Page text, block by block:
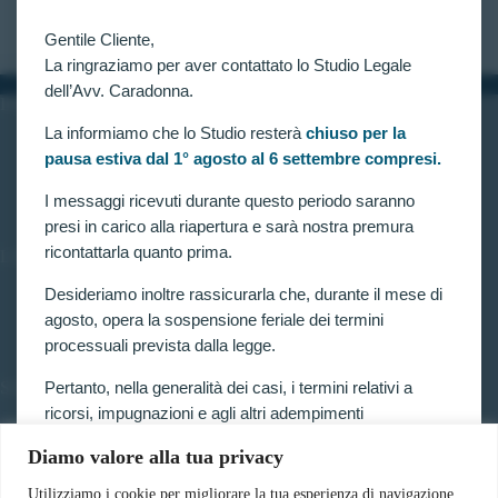
Diamo valore alla tua privacy
Utilizziamo i cookie per migliorare la tua esperienza di navigazione,
Gentile Cliente,
La ringraziamo per aver contattato lo Studio Legale
dell’Avv. Caradonna.
La informiamo che lo Studio resterà chiuso per la
pausa estiva dal 1° agosto al 6 settembre compresi.
I messaggi ricevuti durante questo periodo saranno
presi in carico alla riapertura e sarà nostra premura
ricontattarla quanto prima.
Desideriamo inoltre rassicurarla che, durante il mese di
agosto, opera la sospensione feriale dei termini
processuali prevista dalla legge.
Pertanto, nella generalità dei casi, i termini relativi a
ricorsi, impugnazioni e agli altri adempimenti
sospesi.
Home
Chi siamo
LINK UTILI
Prenota consulenza
Privacy e Cookie Policy
SERVIZI
Forze armate e polizia
Concorsi pubblici
Pubblico impiego